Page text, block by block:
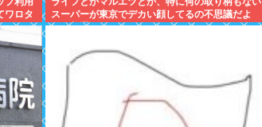
ワロタ
スーパーが東京でデカい顔してるの不思議だよ
な、普通OK行くだろ